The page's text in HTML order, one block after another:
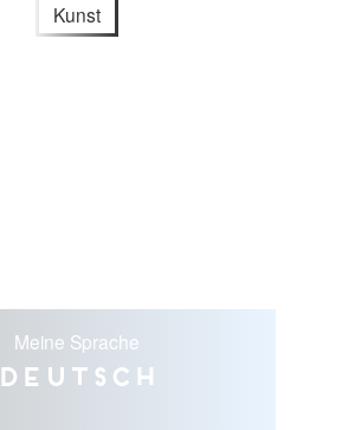
Kunst
Meine Sprache
Deutsch